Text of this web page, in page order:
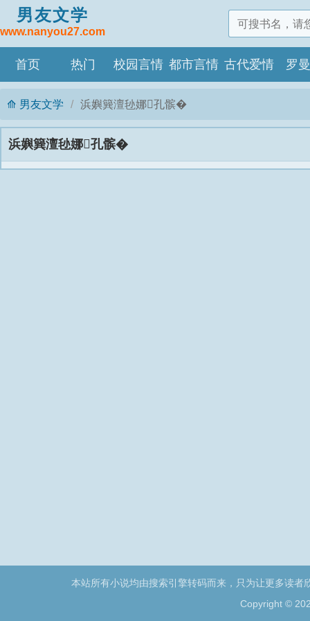
男友文学
www.nanyou27.com
首页 热门 校园言情 都市言情 古代爱情 罗
男友文学 浜嬩簨澶毜娜孔髌�
浜嬩簨澶毜娜孔髌�
本站所有小说均由搜索引擎转码而来，只为让更多读
Copyright ©